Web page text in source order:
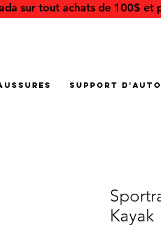
sur tout achats de 100$ et
Support d'auto
Kayak